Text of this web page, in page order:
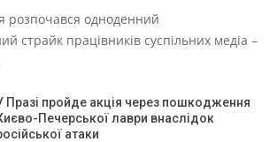
розпочався одноденний
страйк працівників суспільних медіа –
Празі пройде акція через пошкодження
Печерської лаври внаслідок
атаки